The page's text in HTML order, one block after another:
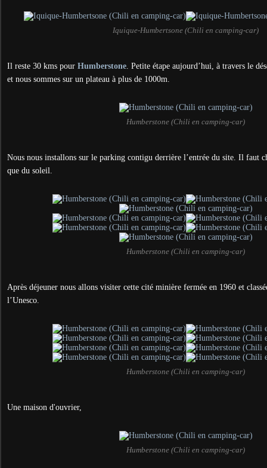
Iquique-Humbertsone (Chili en camping-car)
Il reste 30 kms pour Humberstone. Petite étape aujourd’hui, à travers le
et nous sommes sur un plateau à plus de 1000m.
Humberstone (Chili en camping-car)
Nous nous installons sur le parking contigu derrière l’entrée du site. Il faut
que du soleil.
Humberstone (Chili en camping-car)
Après déjeuner nous allons visiter cette cité minière fermée en 1960 et
l’Unesco.
Humberstone (Chili en camping-car)
Une maison d'ouvrier,
Humberstone (Chili en camping-car)